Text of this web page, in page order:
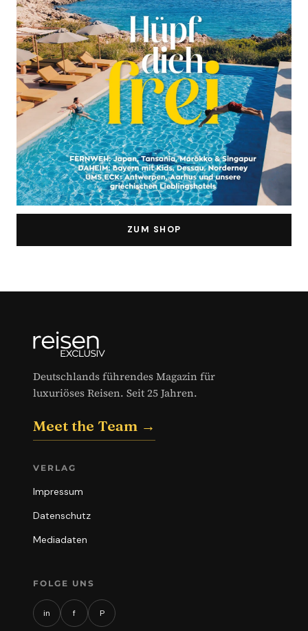
ZUM SHOP
Deutschlands führendes Magazin für
luxuriöses Reisen. Seit 25 Jahren.
Meet the Team →
VERLAG
Impressum
Datenschutz
Mediadaten
FOLGE UNS
in f P